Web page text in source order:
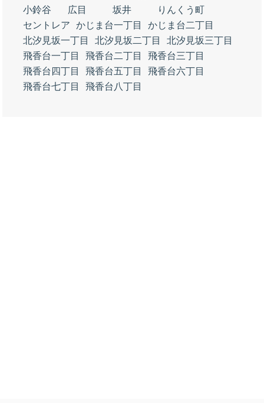
小鈴谷
広目 坂井
りんくう町
セントレア
かじま台一丁目
かじま台二丁目
北汐見坂一丁目
北汐見坂二丁目
北汐見坂三丁目
飛香台一丁目
飛香台二丁目
飛香台三丁目
飛香台四丁目
飛香台五丁目
飛香台六丁目
飛香台七丁目
飛香台八丁目